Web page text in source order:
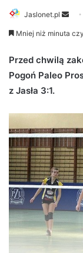
Jaslonet.pl
d
a
m
a
i
l
Mniej niż minuta
Przed chwilą
Pogoń Paleo
z Jasła 3:1.